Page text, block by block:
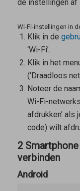
de instellingen af
Wi-Fi-instellingen in
Klik in de
‘Wi-Fi’.
Klik in het
(‘Draadloos
Noteer de
Wi-Fi-
afdrukken’ als
code) wilt
2
verbinden
Android